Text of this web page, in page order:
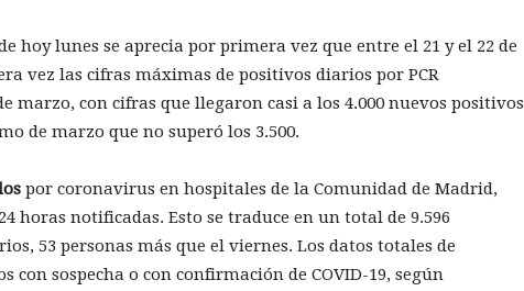
hoy lunes se aprecia por primera vez que entre el 21 y el 22 de
vez las cifras máximas de positivos diarios por PCR
marzo, con cifras que llegaron casi a los 4.000 nuevos positivos
de marzo que no superó los 3.500.
por coronavirus en hospitales de la Comunidad de Madrid,
horas notificadas. Esto se traduce en un total de 9.596
53 personas más que el viernes. Los datos totales de
con sospecha o con confirmación de COVID-19, según